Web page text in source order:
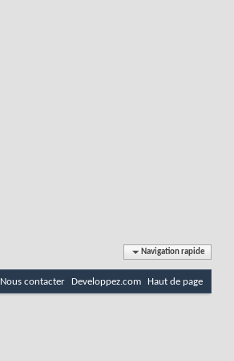
Navigation rapide
Nous contacter Developpez.com Haut de page